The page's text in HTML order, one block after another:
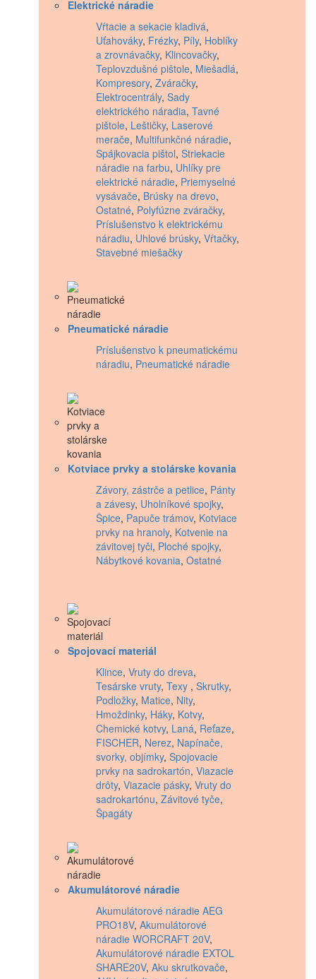
Elektrické náradie
Vŕtacie a sekacie kladivá,
Uťahováky, Frézky, Píly, Hoblíky
a zrovnávačky, Klincovačky,
Teplovzdušné pištole, Miešadlá,
Kompresory, Zváračky,
Elektrocentrály, Sady
elektrického náradia, Tavné
pištole, Leštičky, Laserové
merače, Multifunkčné náradie,
Spájkovacia pištol, Striekacie
náradie na farbu, Uhlíky pre
elektrické náradie, Priemyselné
vysávače, Brúsky na drevo,
Ostatné, Polyfúzne zváračky,
Príslušenstvo k elektrickému
náradiu, Uhlové brúsky, Vŕtačky,
Stavebné miešačky
Pneumatické náradie
Príslušenstvo k pneumatickému
náradiu, Pneumatické náradie
Kotviace prvky a stolárske kovania
Závory, zástrče a petlice, Pánty
a závesy, Uholníkové spojky,
Špice, Papuče trámov, Kotviace
prvky na hranoly, Kotvenie na
závitovej tyči, Ploché spojky,
Nábytkové kovania, Ostatné
Spojovací materiál
Klince, Vruty do dreva,
Tesárske vruty, Texy , Skrutky,
Podložky, Matice, Nity,
Hmoždinky, Háky, Kotvy,
Chemické kotvy, Laná, Reťaze,
FISCHER, Nerez, Napínače,
svorky, objímky, Spojovacie
prvky na sadrokartón, Viazacie
drôty, Viazacie pásky, Vruty do
sadrokartónu, Závitové tyče,
Špagáty
Akumulátorové náradie
Akumulátorové náradie AEG
PRO18V, Akumulátorové
náradie WORCRAFT 20V,
Akumulátorové náradie EXTOL
SHARE20V, Aku skrutkovače,